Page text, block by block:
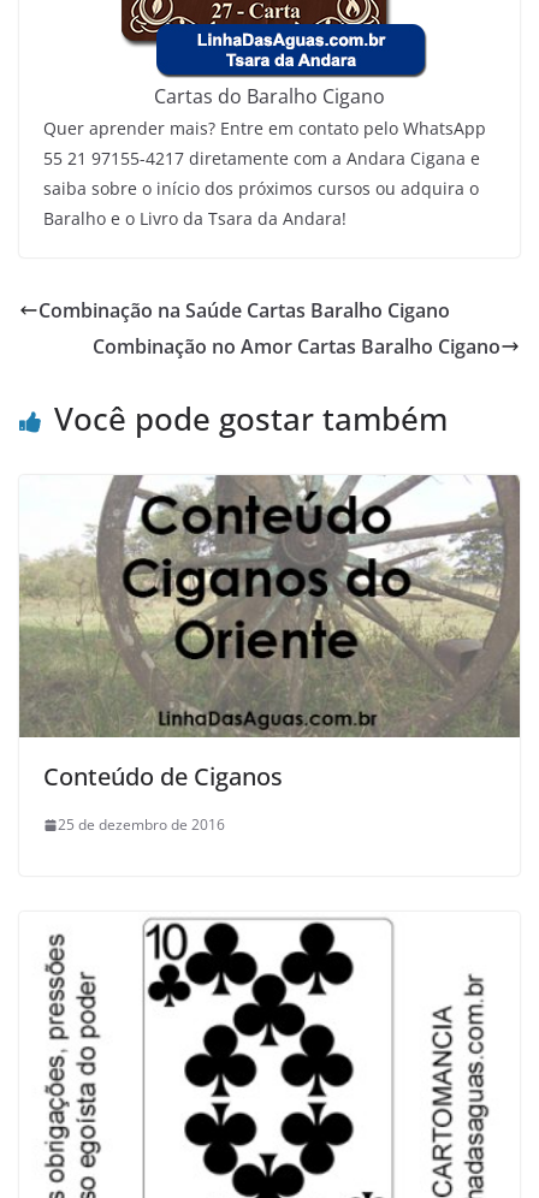
Cartas do Baralho Cigano
Quer aprender mais? Entre em contato pelo WhatsApp
55 21 97155-4217 diretamente com a Andara Cigana e
saiba sobre o início dos próximos cursos ou adquira o
Baralho e o Livro da Tsara da Andara!
Combinação na Saúde Cartas Baralho Cigano
Combinação no Amor Cartas Baralho Cigano
Você pode gostar também
Conteúdo de Ciganos
25 de dezembro de 2016